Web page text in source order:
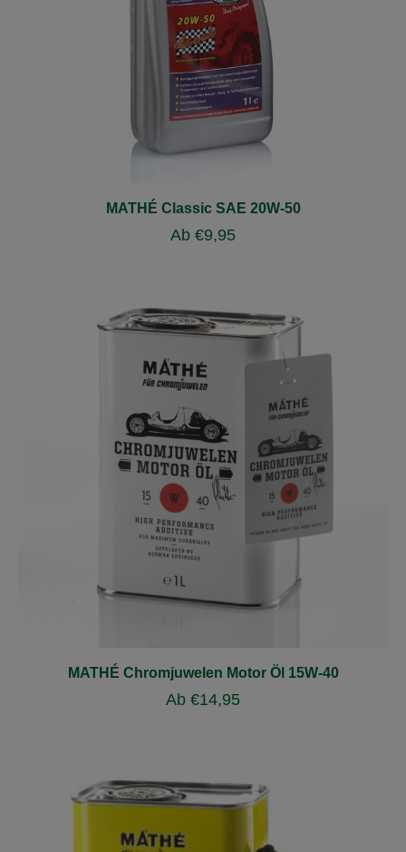
MATHÉ Classic SAE 20W-50
Ab €9,95
MATHÉ Chromjuwelen Motor Öl 15W-40
Ab €14,95